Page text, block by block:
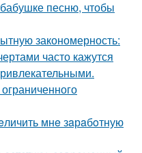
песню, чтобы
закономерность:
часто кажутся
мнe зaрaбoтную